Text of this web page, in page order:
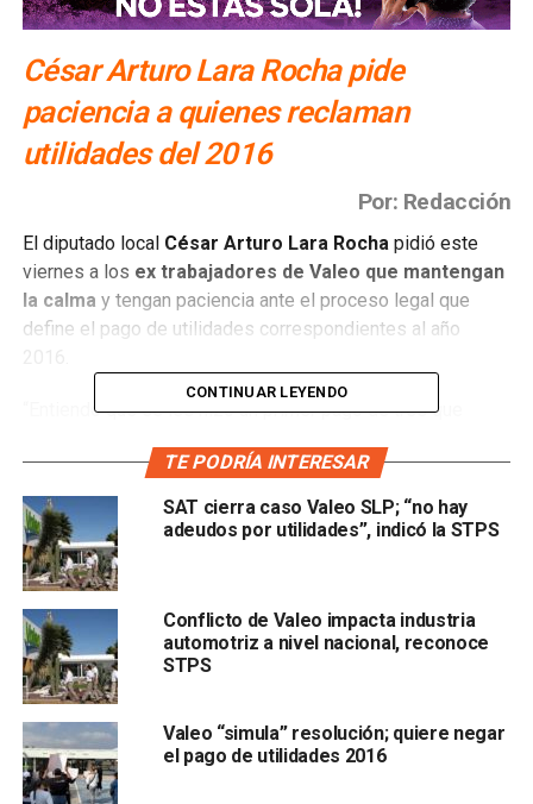
César Arturo Lara Rocha pide
paciencia a quienes reclaman
utilidades del 2016
Por: Redacción
El diputado local César Arturo Lara Rochapidió este
viernes a los ex trabajadores de Valeo que mantengan
la calma y tengan paciencia ante el proceso legal que
define el pago de utilidades correspondientes al año
“Entiendo que se les hizo un primer pago de tres que
empresa, a través de una decisión meramente jurídica,
tomó el acuerdo de no volver a hacer el segundo ni el
tercero. Creo que ahí está atorada la situación”, explicó el
legislador.
Lara Rocha detalló que
una actualización fiscal de la empresa, lo que permitió
que algunos de los ex trabajadores reclamaran
utilidades,
CONTINUAR LEYENDO
TE PODRÍA INTERESAR
SAT cierra caso Valeo SLP; “no hay
adeudos por utilidades”, indicó la STPS
Conflicto de Valeo impacta industria
automotriz a nivel nacional, reconoce
STPS
Valeo “simula” resolución; quiere negar
el pago de utilidades 2016